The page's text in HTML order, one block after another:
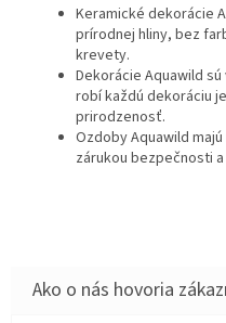
Keramické dekorácie
prírodnej hliny, bez
krevety.
Dekorácie Aquawild
robí každú dekoráciu
prirodzenosť.
Ozdoby Aquawild
zárukou bezpečnosti